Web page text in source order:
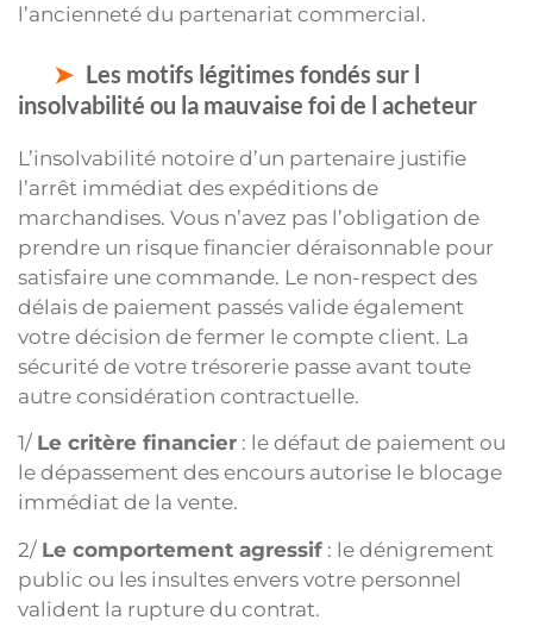
l’ancienneté du partenariat commercial.
Les motifs légitimes fondés sur l
insolvabilité ou la mauvaise foi de l acheteur
L’insolvabilité notoire d’un partenaire justifie
l’arrêt immédiat des expéditions de
marchandises. Vous n’avez pas l’obligation de
prendre un risque financier déraisonnable pour
satisfaire une commande. Le non-respect des
délais de paiement passés valide également
votre décision de fermer le compte client. La
sécurité de votre trésorerie passe avant toute
autre considération contractuelle.
1/ Le critère financier : le défaut de paiement ou
le dépassement des encours autorise le blocage
immédiat de la vente.
2/ Le comportement agressif : le dénigrement
public ou les insultes envers votre personnel
valident la rupture du contrat.